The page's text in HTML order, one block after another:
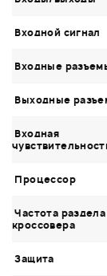
Входной сигнал
Входные
Выходные
Входная
Процессор
Частота раздела
кроссовера
Защита